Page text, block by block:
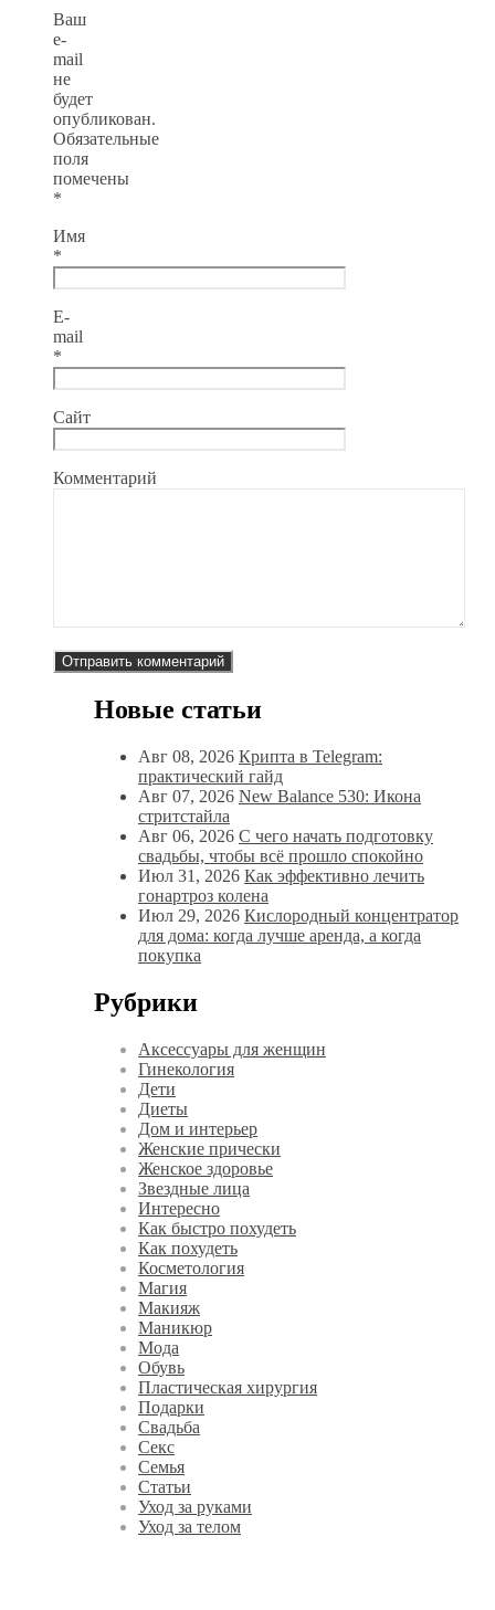
Ваш
e-
mail
не
будет
опубликован.
Обязательные
поля
помечены
*
Имя
*
E-
mail
*
Сайт
Комментарий
Новые статьи
Авг 08, 2026 Крипта в Telegram:
практический гайд
Авг 07, 2026 New Balance 530: Икона
стритстайла
Авг 06, 2026 С чего начать подготовку
свадьбы, чтобы всё прошло спокойно
Июл 31, 2026 Как эффективно лечить
гонартроз колена
Июл 29, 2026 Кислородный концентратор
для дома: когда лучше аренда, а когда
покупка
Рубрики
Аксессуары для женщин
Гинекология
Дети
Диеты
Дом и интерьер
Женские прически
Женское здоровье
Звездные лица
Интересно
Как быстро похудеть
Как похудеть
Косметология
Магия
Макияж
Маникюр
Мода
Обувь
Пластическая хирургия
Подарки
Свадьба
Секс
Семья
Статьи
Уход за руками
Уход за телом